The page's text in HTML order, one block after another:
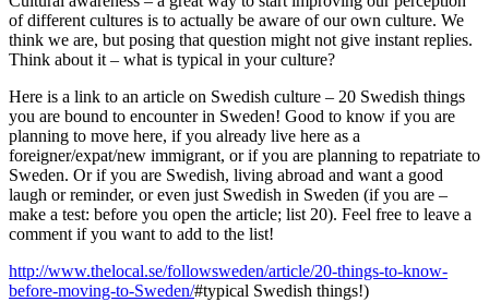
of different cultures is to actually be aware of our own culture. We
think we are, but posing that question might not give instant replies.
Think about it – what is typical in your culture?
Here is a link to an article on Swedish culture – 20 Swedish things
you are bound to encounter in Sweden! Good to know if you are
planning to move here, if you already live here as a
foreigner/expat/new immigrant, or if you are planning to repatriate to
Sweden. Or if you are Swedish, living abroad and want a good
laugh or reminder, or even just Swedish in Sweden (if you are –
make a test: before you open the article; list 20). Feel free to leave a
comment if you want to add to the list!
http://www.thelocal.se/followsweden/article/20-things-to-know-
before-moving-to-Sweden/#typical Swedish things!)